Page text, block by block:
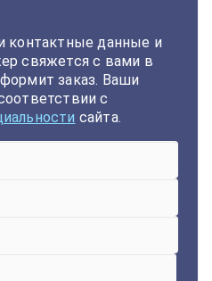
контактные данные и
свяжется с вами в
заказ. Ваши
с
сайта.